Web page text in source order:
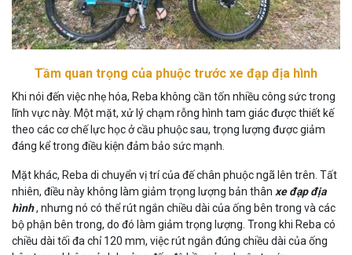
Tầm quan trọng của phuộc trước xe đạp địa hình
Khi nói đến việc nhẹ hóa, Reba không cần tốn nhiều công sức trong
lĩnh vực này. Một mặt, xử lý chạm rỗng hình tam giác được thiết kế
theo các cơ chế lực học ở cầu phuộc sau, trọng lượng được giảm
đáng kể trong điều kiện đảm bảo sức mạnh.
Mặt khác, Reba di chuyển vị trí của đế chân phuộc ngã lên trên. Tất
nhiên, điều này không làm giảm trọng lượng bản thân xe đạp địa
hình, nhưng nó có thể rút ngắn chiều dài của ống bên trong và các
bộ phận bên trong, do đó làm giảm trọng lượng. Trong khi Reba có
chiều dài tối đa chỉ 120 mm, việc rút ngắn đúng chiều dài của ống